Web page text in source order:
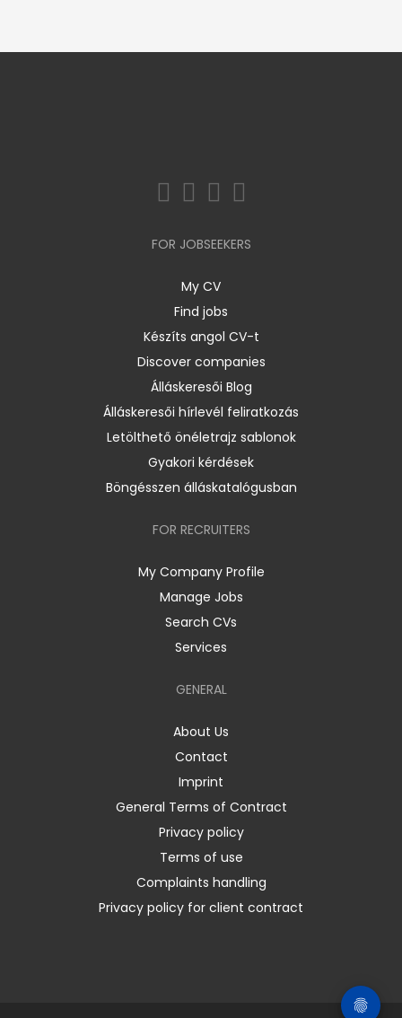
FOR JOBSEEKERS
My CV
Find jobs
Készíts angol CV-t
Discover companies
Álláskeresői Blog
Álláskeresői hírlevél feliratkozás
Letölthető önéletrajz sablonok
Gyakori kérdések
Böngésszen álláskatalógusban
FOR RECRUITERS
My Company Profile
Manage Jobs
Search CVs
Services
GENERAL
About Us
Contact
Imprint
General Terms of Contract
Privacy policy
Terms of use
Complaints handling
Privacy policy for client contract